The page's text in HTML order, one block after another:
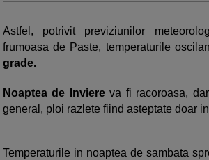
Astfel, potrivit previziunilor
frumoasa de Paste, temperaturile
grade.
Noaptea de Inviereva fi racoroasa,
general, ploi razlete fiind asteptate doar
Temperaturile in noaptea de sambata